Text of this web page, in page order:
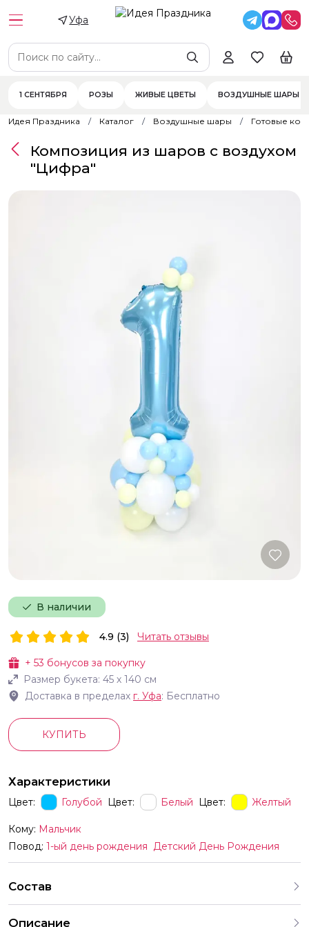
Уфа
1 СЕНТЯБРЯ РОЗЫ ЖИВЫЕ ЦВЕТЫ ВОЗДУШНЫЕ ШАРЫ
Идея Праздника Каталог Воздушные шары Готовые
В наличии
Композиция из шаров с воздухом
"Цифра"
+ 53 бонусов за покупку
Размер букета: 45 х 140 см
Доставка в пределах г. Уфа: Бесплатно
4.9 (3) Читать отзывы
КУПИТЬ
Характеристики
Цвет: Голубой Цвет: Белый Цвет: Желтый
Кому: Мальчик
Повод: 1-ый день рождения Детский День Рождения
Состав
Описание